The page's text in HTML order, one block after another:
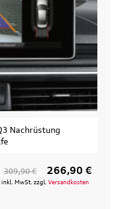
Nachrüstung
309,90 € 266,90 €
inkl. MwSt. zzgl. Versandkosten